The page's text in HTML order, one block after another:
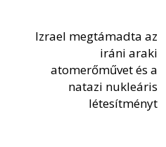
Izrael megtámadta az
iráni araki
atomerőművet és a
natazi nukleáris
létesítményt